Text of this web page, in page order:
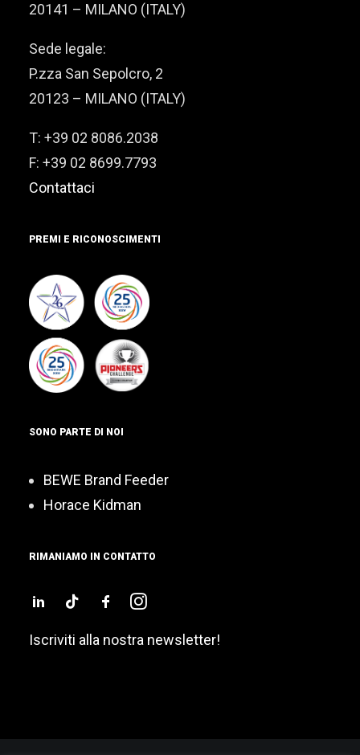
20141 – MILANO (ITALY)
Sede legale:
P.zza San Sepolcro, 2
20123 – MILANO (ITALY)
T: +39 02 8086.2038
F: +39 02 8699.7793
Contattaci
PREMI E RICONOSCIMENTI
SONO PARTE DI NOI
BEWE Brand Feeder
Horace Kidman
RIMANIAMO IN CONTATTO
Iscriviti alla nostra newsletter!